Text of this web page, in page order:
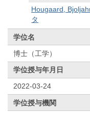
Hougaard,
タ
学位名
博士（工学）
学位授与年月日
2022-03-24
学位授与機関